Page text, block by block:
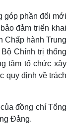
góp phần đổi mới
đảm triển khai
Chấp hành Trung
Chính trị thống
tâm tổ chức xây
quy định về trách
đồng chí Tổng
Đảng.